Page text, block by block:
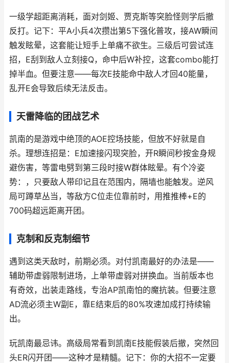
一级学超距离消耗，面对剑姬、贾克斯等突脸怪则学后撤
反打。记下：平A小兵4次攒出第5下强化普攻，接AW瞬间
触发眩晕，这套能让短手上单痛不欲生。三级后可尝试连
招，E刮到敌人立刻接Q，命中后W补控，这套combo能打
掉半血。但要注意——每次E技能命中敌人才回40能量，
乱开E会导致后续无法反击。
天雷降临的团战艺术
凯南的是游戏中绝顶的AOE控场技能，但放不好就是自
杀。理想连招是：E加速接闪现突脸，开R瞬间秒按金身规
避伤害，等雷电劈到第三段时接W群体眩晕。有个冷姿
势：，只要敌人带印记且在范围内，隔墙也能触发。逆风
局可蹲草丛当，等敌方C位走位靠前时，用推推棒+E的
700码超远距离开团。
克制和反克制细节
遇到这类天敌时，前期必须。对付凯南最好的办法是——
辅助带虚弱限制进场，上单带虚弱对拼换血。当前版本也
有奇效，出装走路线，专治AP凯南怕的魔抗装。但要注意
AD流必须主W副E，靠E结束后的80%攻速加成打持续输
出。
玩凯南最忌讳。高级局常看到凯南E技能假装后撤，突然回
头ER闪开团——这种才是精髓。记下：你的大招不一定要